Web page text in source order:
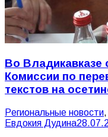
Во Владикавказе
Комиссии по
текстов на
Pегиональные новости,
Евдокия Дудина